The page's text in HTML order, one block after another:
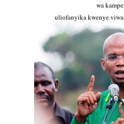
wa
uliofanyika kwenye